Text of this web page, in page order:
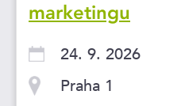
marketingu
24. 9. 2026
Praha 1